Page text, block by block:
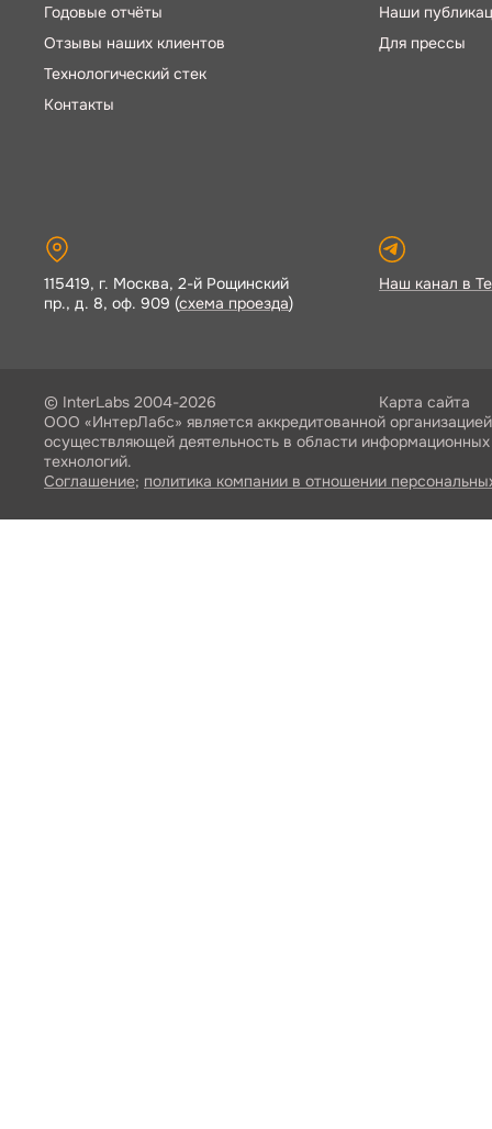
Годовые отчёты
Отзывы наших клиентов
Технологический стек
Контакты
Наши
Для прессы
115419, г. Москва, 2-й Рощинский
пр., д. 8, оф. 909 (схема проезда)
Наш канал в
© InterLabs 2004-2026
Карта сайта
ООО «ИнтерЛабс» является аккредитованной
осуществляющей деятельность в области информационных
технологий.
Соглашение; политика компании в отношении